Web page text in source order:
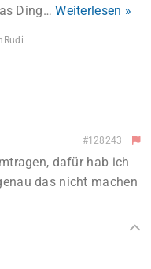
Ding…Weiterlesen »
#128243
dafür hab ich
das nicht machen